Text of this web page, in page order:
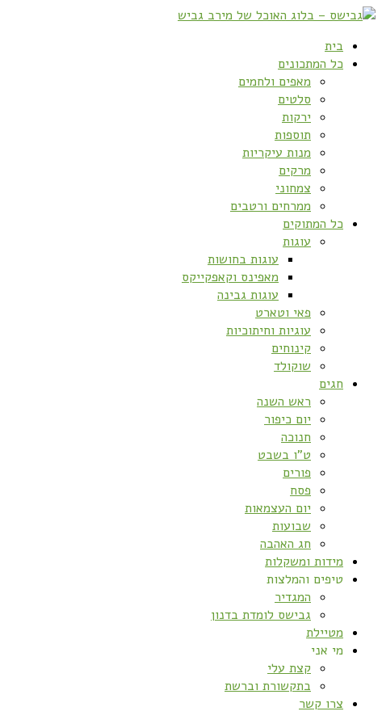
בית
כל המתכונים
מאפים ולחמים
סלטים
ירקות
תוספות
מנות עיקריות
מרקים
צמחוני
ממרחים ורטבים
כל המתוקים
עוגות
עוגות בחושות
מאפינס וקאפקייקס
עוגות גבינה
פאי וטארט
עוגיות וחיתוכיות
קינוחים
שוקולד
חגים
ראש השנה
יום כיפור
חנוכה
ט”ו בשבט
פורים
פסח
יום העצמאות
שבועות
חג האהבה
מידות ומשקלות
טיפים והמלצות
המגדיר
גבישס לומדת בדנון
מטיילת
מי אני
קצת עלי
בתקשורת וברשת
צרו קשר